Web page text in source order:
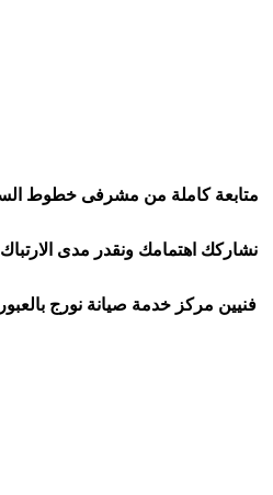
متابعة كاملة من مشرفى خطوط
نشاركك اهتمامك ونقدر مدى
فنيين مركز خدمة صيانة نورج